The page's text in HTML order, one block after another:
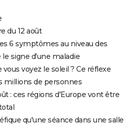
du 12 août
6 symptômes au niveau des
signe d'une maladie
voyez le soleil ? Ce réflexe
millions de personnes
: ces régions d'Europe vont être
qu'une séance dans une salle